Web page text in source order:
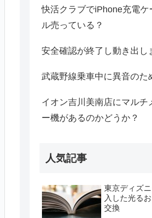
快活クラブでiPhone充電ケ
ル売っている？
安全確認が終了し動き出し
武蔵野線乗車中に異音のた
イオン吉川美南店にマルチ
ー機があるのかどうか？
人気記事
東京ディズ
入した光る
交換